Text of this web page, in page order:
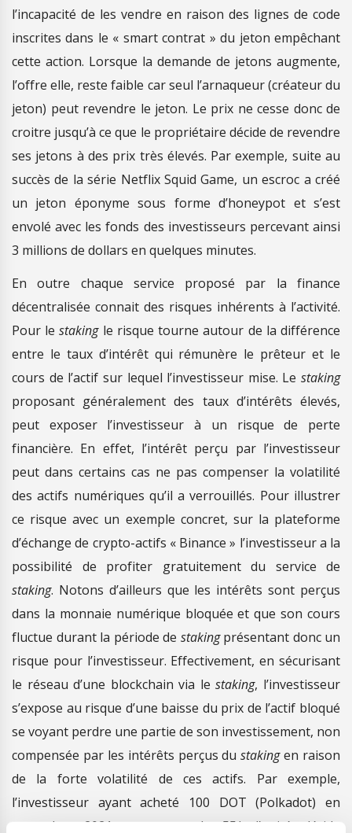
l’incapacité de les vendre en raison des lignes de code
inscrites dans le « smart contrat » du jeton empêchant
cette action. Lorsque la demande de jetons augmente,
l’offre elle, reste faible car seul l’arnaqueur (créateur du
jeton) peut revendre le jeton. Le prix ne cesse donc de
croitre jusqu’à ce que le propriétaire décide de revendre
ses jetons à des prix très élevés. Par exemple, suite au
succès de la série Netflix Squid Game, un escroc a créé
un jeton éponyme sous forme d’honeypot et s’est
envolé avec les fonds des investisseurs percevant ainsi
3 millions de dollars en quelques minutes.
En outre chaque service proposé par la finance
décentralisée connait des risques inhérents à l’activité.
Pour lestakingle risque tourne autour de la différence
entre le taux d’intérêt qui rémunère le prêteur et le
cours de l’actif sur lequel l’investisseur mise. Le staking
proposant généralement des taux d’intérêts élevés,
peut exposer l’investisseur à un risque de perte
financière. En effet, l’intérêt perçu par l’investisseur
peut dans certains cas ne pas compenser la volatilité
des actifs numériques qu’il a verrouillés. Pour illustrer
ce risque avec un exemple concret, sur la plateforme
d’échange de crypto-actifs « Binance » l’investisseur a la
possibilité de profiter gratuitement du service de
staking. Notons d’ailleurs que les intérêts sont perçus
dans la monnaie numérique bloquée et que son cours
fluctue durant la période de stakingprésentant donc un
risque pour l’investisseur. Effectivement, en sécurisant
le réseau d’une blockchain via lestaking, l’investisseur
s’expose au risque d’une baisse du prix de l’actif bloqué
se voyant perdre une partie de son investissement, non
compensée par les intérêts perçus dustakingen raison
de la forte volatilité de ces actifs. Par exemple,
l’investisseur ayant acheté 100 DOT (Polkadot) en
novembre 2021 au cours de 55$ l’unité décide